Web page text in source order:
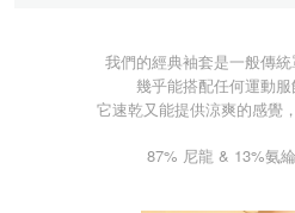
我們的經典袖套是一般傳統
幾乎能搭配任何運動服
它速乾又能提供涼爽的感覺
87% 尼龍 & 13%氨綸